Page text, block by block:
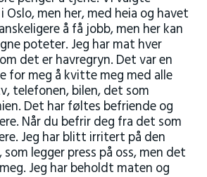
Oslo, men her, med heia og havet
å få jobb, men her kan
poteter. Jeg har mat hver
det er havregryn. Det var en
for meg å kvitte meg med alle
telefonen, bilen, det som
Det har føltes befriende og
Når du befrir deg fra det som
Jeg har blitt irritert på den
som legger press på oss, men det
Jeg har beholdt maten og